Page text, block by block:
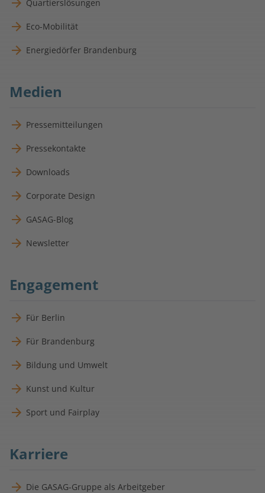
Quartierslösungen
Eco-Mobilität
Energiedörfer Brandenburg
Medien
Pressemitteilungen
Pressekontakte
Downloads
Corporate Design
GASAG-Blog
Newsletter
Engagement
Für Berlin
Für Brandenburg
Bildung und Umwelt
Kunst und Kultur
Sport und Fairplay
Karriere
Die GASAG-Gruppe als Arbeitgeber